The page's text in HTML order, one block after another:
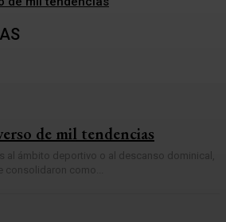
de mil tendencias
al ámbito deportivo o al descanso dominical,
consolidaron como...